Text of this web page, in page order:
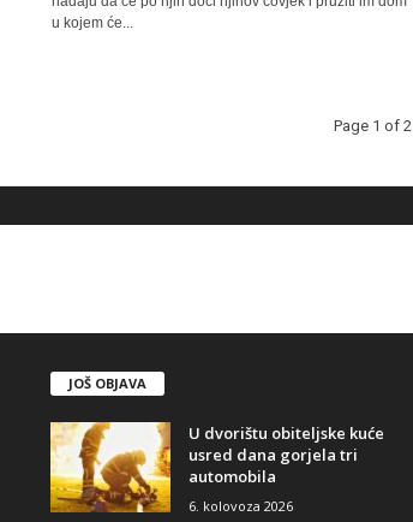
u kojem će...
Page 1 of 2
JOŠ OBJAVA
U dvorištu obiteljske kuće
usred dana gorjela tri
automobila
6. kolovoza 2026